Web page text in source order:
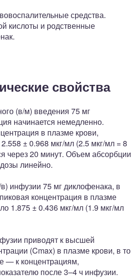
средства.
кислоты и родственные
свойства
(в/м) введения 75 мг
начинается немедленно.
в плазме крови,
± 0.968 мкг/мл (2.5 мкг/мл = 8
через 20 минут. Объем абсорбции
линейно.
инфузии 75 мг диклофенака, в
концентрация в плазме
1.875 ± 0.436 мкг/мл (1.9 мкг/мл
приводят к высшей
(Cmax) в плазме крови, в то
— к концентрациям,
после 3–4 ч инфузии.